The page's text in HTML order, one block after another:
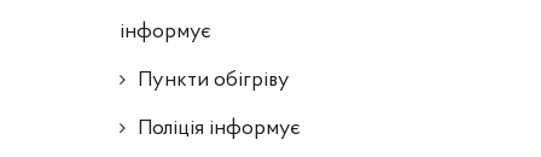
інформує
Пункти обігріву
Поліція інформує